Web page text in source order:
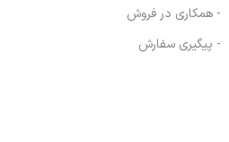
- همکاری در فروش
- پیگیری سفارش